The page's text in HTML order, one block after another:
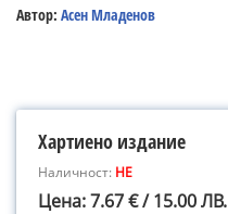
Автор: Асен Младенов
Хартиено издание
Наличност: НЕ
Цена: 7.67 € / 15.00 ЛВ.